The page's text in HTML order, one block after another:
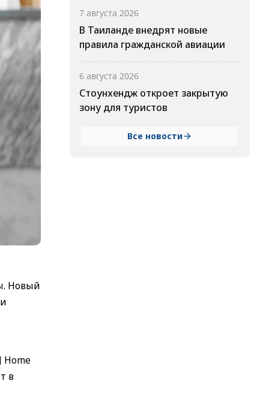
Новый
Home
в
7 августа 2026
В Таиланде внедрят новые
правила гражданской авиации
6 августа 2026
Стоунхендж откроет закрытую
зону для туристов
Все новости